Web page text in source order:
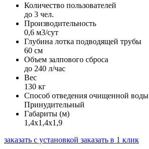
Количество пользователей
до 3 чел.
Производительность
0,6 м3/сут
Глубина лотка подводящей трубы
60 см
Объем залпового сброса
до 240 л/час
Вес
130 кг
Способ отведения очищенной воды
Принудительный
Габариты (м)
1,4х1,4х1,9
заказать с установкой заказать в 1 клик